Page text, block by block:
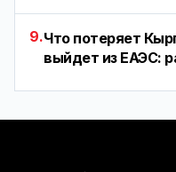
9.Что потеряет
выйдет из ЕАЭС: